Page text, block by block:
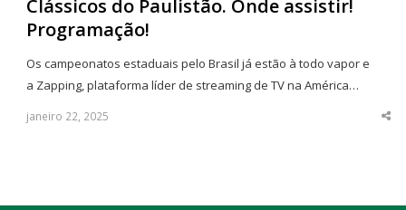
Clássicos do Paulistão. Onde assistir!
Programação!
Os campeonatos estaduais pelo Brasil já estão à todo vapor e
a Zapping, plataforma líder de streaming de TV na América…
janeiro 22, 2025